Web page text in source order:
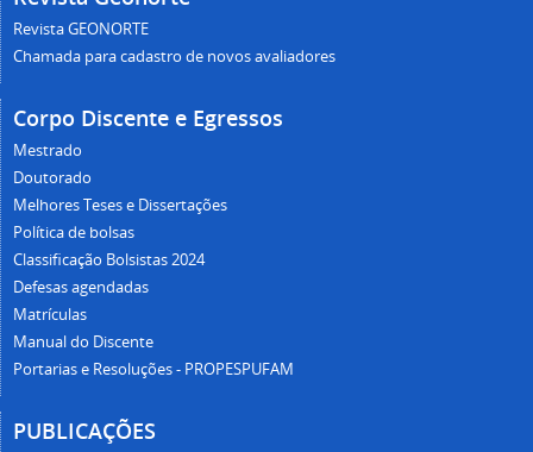
Revista GEONORTE
Chamada para cadastro de novos avaliadores
Corpo Discente e Egressos
Mestrado
Doutorado
Melhores Teses e Dissertações
Política de bolsas
Classificação Bolsistas 2024
Defesas agendadas
Matrículas
Manual do Discente
Portarias e Resoluções - PROPESPUFAM
PUBLICAÇÕES